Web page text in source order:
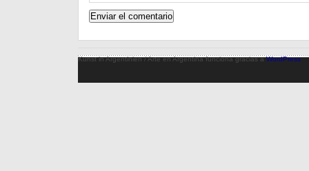
Kunst in Argentinien / Arte en Argentina funciona gracias aWordPress